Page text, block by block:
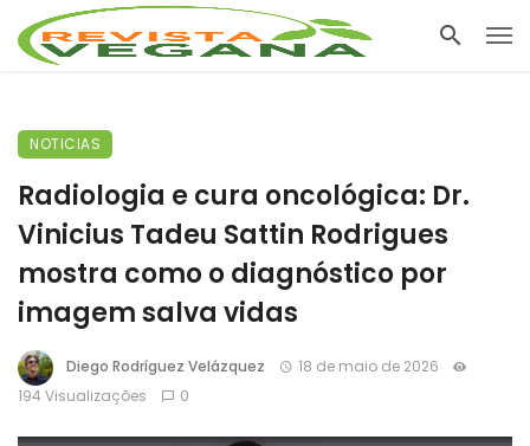
NOTICIAS
Radiologia e cura oncológica: Dr.
Vinicius Tadeu Sattin Rodrigues
mostra como o diagnóstico por
imagem salva vidas
Diego Rodríguez Velázquez
18 de maio de 2026
194 Visualizações
0